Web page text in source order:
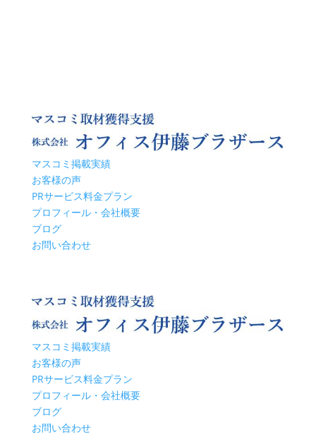
マスコミ掲載実績
お客様の声
PRサービス料金プラン
プロフィール・会社概要
ブログ
お問い合わせ
マスコミ掲載実績
お客様の声
PRサービス料金プラン
プロフィール・会社概要
ブログ
お問い合わせ